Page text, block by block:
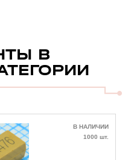
В
В НАЛИЧИИ
1000 шт.